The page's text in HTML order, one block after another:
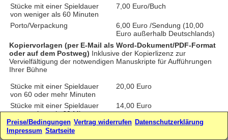
Stücke mit einer Spieldauer
von weniger als 60 Minuten
7,00 Euro/Buch
Porto/Verpackung
6,00 Euro /Sendung (10,00
Euro außerhalb Deutschlands)
Kopiervorlagen (per E-Mail als Word-Dokument/PDF-Format
oder auf dem Postweg) Inklusive der Kopierlizenz zur
Vervielfältigung der notwendigen Manuskripte für Aufführungen
Ihrer Bühne
Stücke mit einer Spieldauer
von 60 oder mehr Minuten
20,00 Euro
Stücke mit einer Spieldauer
von weniger als 60 Minuten
14,00 Euro
zzgl. Porto/Verpackung für
Kopiervorlagen per Post
2,00 Euro/Sendung (4,00 Euro
Preise/Bedingungen Vertrag widerrufen Datenschutzerklärung
Impressum Startseite